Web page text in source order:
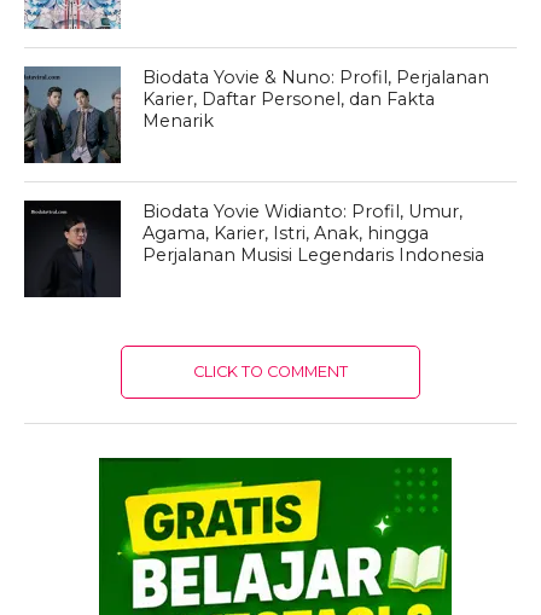
Biodata Yovie & Nuno: Profil, Perjalanan
Karier, Daftar Personel, dan Fakta
Menarik
Biodata Yovie Widianto: Profil, Umur,
Agama, Karier, Istri, Anak, hingga
Perjalanan Musisi Legendaris Indonesia
CLICK TO COMMENT